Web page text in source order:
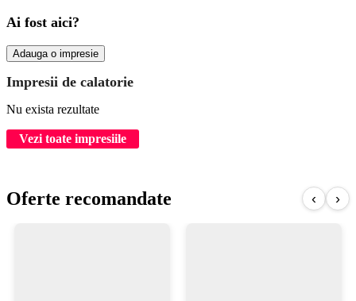
Ai fost aici?
Adauga o impresie
Impresii de calatorie
Nu exista rezultate
Vezi toate impresiile
Oferte recomandate ‹ ›